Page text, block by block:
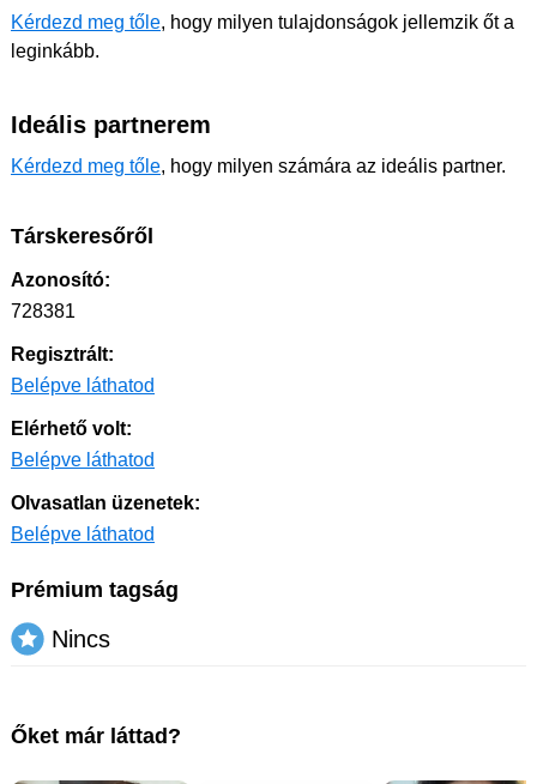
Kérdezd meg tőle, hogy milyen tulajdonságok jellemzik őt a
leginkább.
Ideális partnerem
Kérdezd meg tőle, hogy milyen számára az ideális partner.
Társkeresőről
Azonosító:
728381
Regisztrált:
Belépve láthatod
Elérhető volt:
Belépve láthatod
Olvasatlan üzenetek:
Belépve láthatod
Prémium tagság
Nincs
Őket már láttad?